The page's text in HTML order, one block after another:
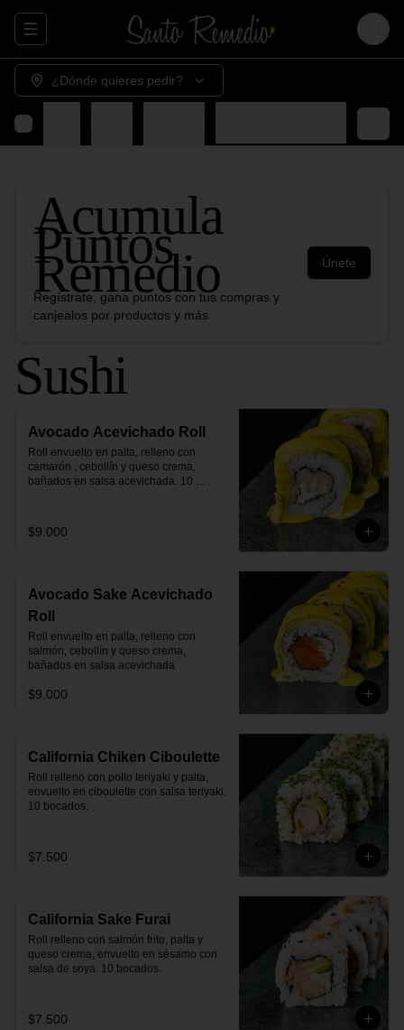
Abrir menu de navegación Login
¿Dónde quieres pedir?
Quesos
Acumula
Puntos
Remedio
Regístrate, gana puntos con tus compras y
canjealos por productos y más
Únete
Sushi
Avocado Acevichado Roll
Roll envuelto en palta, relleno con
camarón , cebollín y queso crema,
bañados en salsa acevichada. 10
$9.000
Avocado Sake Acevichado
Roll
Roll envuelto en palta, relleno con
salmón, cebollín y queso crema,
bañados en salsa acevichada
$9.000
California Chiken Ciboulette
Roll relleno con pollo teriyaki y palta,
envuelto en ciboulette con salsa teriyaki.
10 bocados.
$7.500
California Sake Furai
Roll relleno con salmón frito, palta y
queso crema, envuelto en sésamo con
salsa de soya. 10 bocados.
$7.500